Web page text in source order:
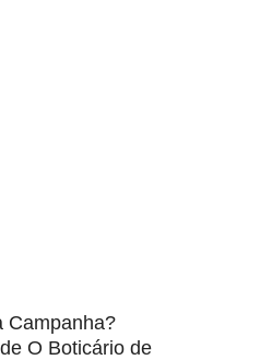
Campanha?
O Boticário de